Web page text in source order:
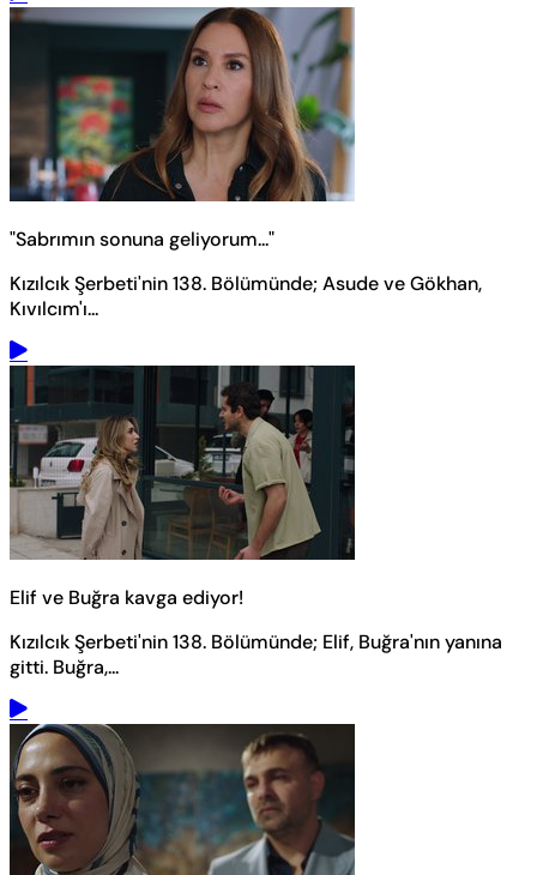
"Sabrımın sonuna geliyorum..."
Kızılcık Şerbeti'nin 138. Bölümünde; Asude ve Gökhan,
Kıvılcım'ı...
Elif ve Buğra kavga ediyor!
Kızılcık Şerbeti'nin 138. Bölümünde; Elif, Buğra'nın yanına
gitti. Buğra,...